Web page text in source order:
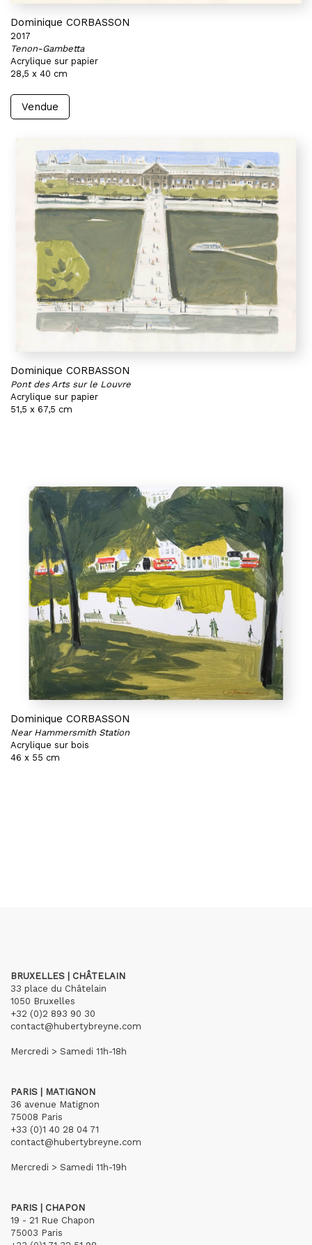
Dominique CORBASSON
2017
Tenon-Gambetta
Acrylique sur papier
28,5 x 40 cm
Vendue
Dominique CORBASSON
Pont des Arts sur le Louvre
Acrylique sur papier
51,5 x 67,5 cm
Dominique CORBASSON
Near Hammersmith Station
Acrylique sur bois
46 x 55 cm
BRUXELLES | CHÂTELAIN
33 place du Châtelain
1050 Bruxelles
+32 (0)2 893 90 30
contact@hubertybreyne.com
Mercredi > Samedi 11h-18h
PARIS | MATIGNON
36 avenue Matignon
75008 Paris
+33 (0)1 40 28 04 71
contact@hubertybreyne.com
Mercredi > Samedi 11h-19h
PARIS | CHAPON
19 - 21 Rue Chapon
75003 Paris